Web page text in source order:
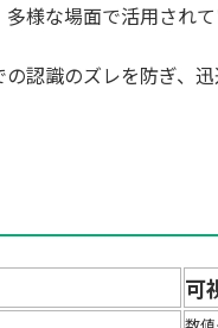
様な場面で活用されて
認識のズレを防ぎ、
可